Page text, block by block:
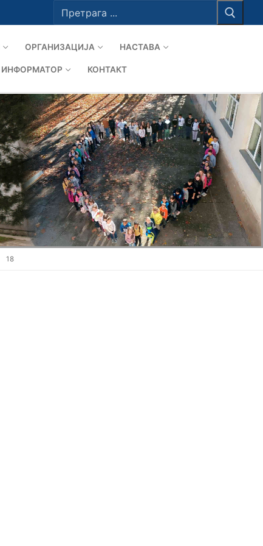
за:
ОРГАНИЗАЦИЈА НАСТАВА
ИНФОРМАТОР КОНТАКТ
18